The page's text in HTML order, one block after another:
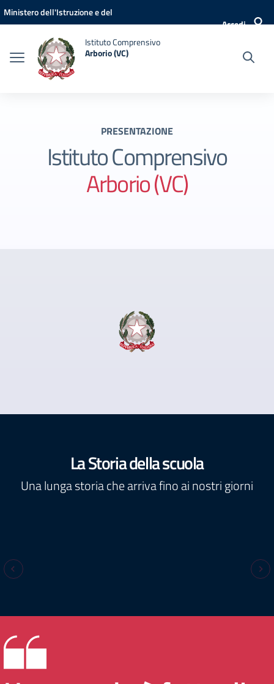
Vai ai contenuti
Vai al menu di navigazione
Vai al footer
Ministero dell'Istruzione e del
Accedi
Istituto Comprensivo
Arborio (VC)
PRESENTAZIONE
Istituto Comprensivo
Arborio (VC)
La Storia della scuola
Una lunga storia che arriva fino ai nostri giorni